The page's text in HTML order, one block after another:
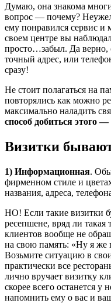
Думаю, она знакома
вопрос — почему?
ему понравился сервис и
своем центре вы
просто…забыл. Да верно,
точный адрес, или
сразу!
Не стоит полагаться на
повторялись как можно
максимально наладить
способ добиться этого
Визитки
1) Информационная.
фирменном стиле и
названия, адреса,
НО! Если такие визитки
ресепшене, вряд ли такая
клиентов вообще не
на свою память: «Ну я же
Возьмите ситуацию в
практически все
лично вручает визитку
скорее всего останется
напомнить ему о вас и